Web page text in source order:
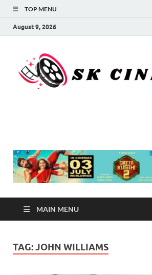
TOP MENU
August 9, 2026
MAIN MENU
TAG:JOHN WILLIAMS